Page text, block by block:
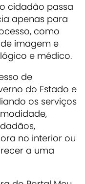
cidadão passa
apenas para
como
imagem e
e médico.
de
do Estado e
os serviços
no interior ou
a uma